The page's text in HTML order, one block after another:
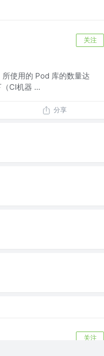
关注
使用的 Pod 库的数量达
CI机器 ...
分享
关注